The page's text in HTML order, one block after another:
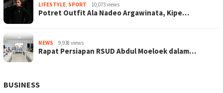
LIFESTYLE, SPORT 10,073 views
Potret Outfit Ala Nadeo Argawinata, Kipe…
NEWS 9,938 views
Rapat Persiapan RSUD Abdul Moeloek dalam…
BUSINESS